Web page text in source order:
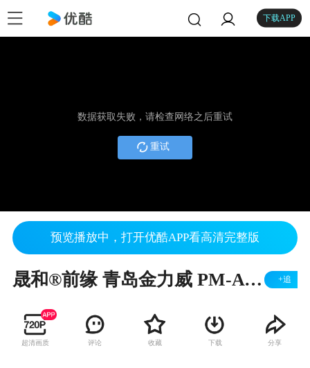
下载APP
数据获取失败，请检查网络之后重试
重试
预览播放中，打开优酷APP看高清完整版
晟和®前缘 青岛金力威 PM-A Multi PASS 运行3.3m纸板视频 数码喷墨印刷专用 重型前缘送纸及强吸附总成 +追
超清画质 评论 收藏 下载 分享